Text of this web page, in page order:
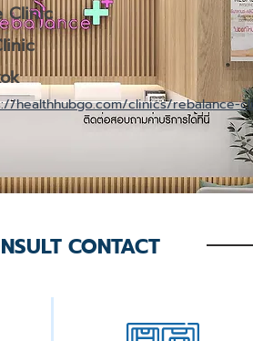
Clinic
healthhubgo.com/clinics/rebalance-
CONTACT